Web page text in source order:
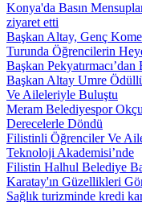
Konya'da Basın
ziyaret etti
Başkan Altay, Genç
Turunda Öğrencilerin
Başkan
Başkan Altay Umre
Ve Aileleriyle Buluştu
Meram Belediyespor
Derecelerle Döndü
Filistinli Öğrenciler Ve
Teknoloji Akademisi’nde
Filistin Halhul Belediye
Karatay'ın Güzellikleri
Sağlık turizminde kredi